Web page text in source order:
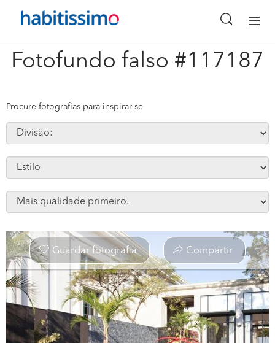
Fotofundo falso #117187
x
Procure fotografias para inspirar-se
Guardar fotografia Compartir